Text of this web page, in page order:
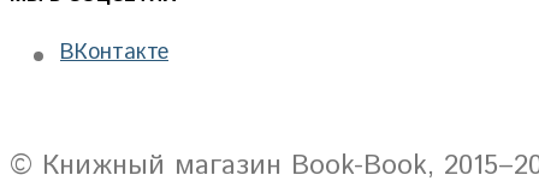
ВКонтакте
© Книжный магазин Book-Book,